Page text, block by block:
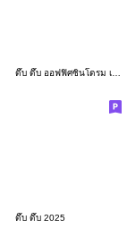
ดึ๊บ ดึ๊บ ออฟฟิศซินโดรม เก้า
ดึ๊บ ดึ๊บ 2025